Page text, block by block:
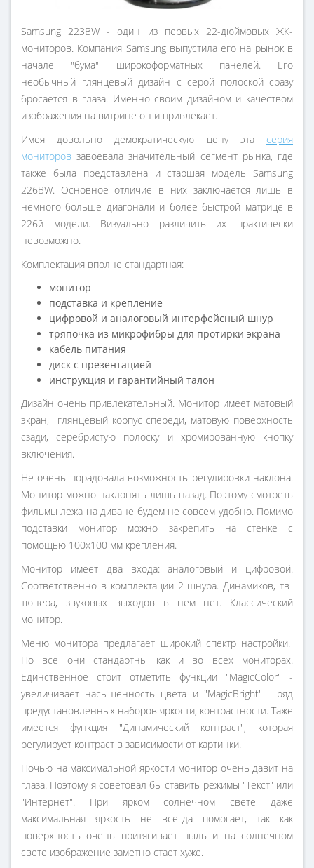
Samsung 223BW - один из первых 22-дюймовых ЖК-
мониторов. Компания Samsung выпустила его на рынок в
начале "бума" широкоформатных панелей. Его
необычный глянцевый дизайн с серой полоской сразу
бросается в глаза. Именно своим дизайном и качеством
изображения на витрине он и привлекает.
Имея довольно демократическую цену эта серия
мониторов завоевала значительный сегмент рынка, где
также была представлена и старшая модель Samsung
226BW. Основное отличие в них заключается лишь в
немного больше диагонали и более быстрой матрице в
226й модели. Визуально различить их практически
невозможно.
Комплектация вполне стандартная:
монитор
подставка и крепление
цифровой и аналоговый интерфейсный шнур
тряпочка из микрофибры для протирки экрана
кабель питания
диск с презентацией
инструкция и гарантийный талон
Дизайн очень привлекательный. Монитор имеет матовый
экран, глянцевый корпус спереди, матовую поверхность
сзади, серебристую полоску и хромированную кнопку
включения.
Не очень порадовала возможность регулировки наклона.
Монитор можно наклонять лишь назад. Поэтому смотреть
фильмы лежа на диване будем не совсем удобно. Помимо
подставки монитор можно закрепить на стенке с
помощью 100х100 мм крепления.
Монитор имеет два входа: аналоговый и цифровой.
Соответственно в комплектации 2 шнура. Динамиков, тв-
тюнера, звуковых выходов в нем нет. Классический
монитор.
Меню монитора предлагает широкий спектр настройки.
Но все они стандартны как и во всех мониторах.
Единственное стоит отметить функции "MagicColor" -
увеличивает насыщенность цвета и "MagicBright" - ряд
предустановленных наборов яркости, контрастности. Таже
имеется функция "Динамический контраст", которая
регулирует контраст в зависимости от картинки.
Ночью на максимальной яркости монитор очень давит на
глаза. Поэтому я советовал бы ставить режимы "Текст" или
"Интернет". При ярком солнечном свете даже
максимальная яркость не всегда помогает, так как
поверхность очень притягивает пыль и на солнечном
свете изображение заметно стает хуже.